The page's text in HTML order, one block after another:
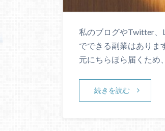
私のブログやTwitter、
でできる副業はありま
元にちらほら届くため
続きを読む